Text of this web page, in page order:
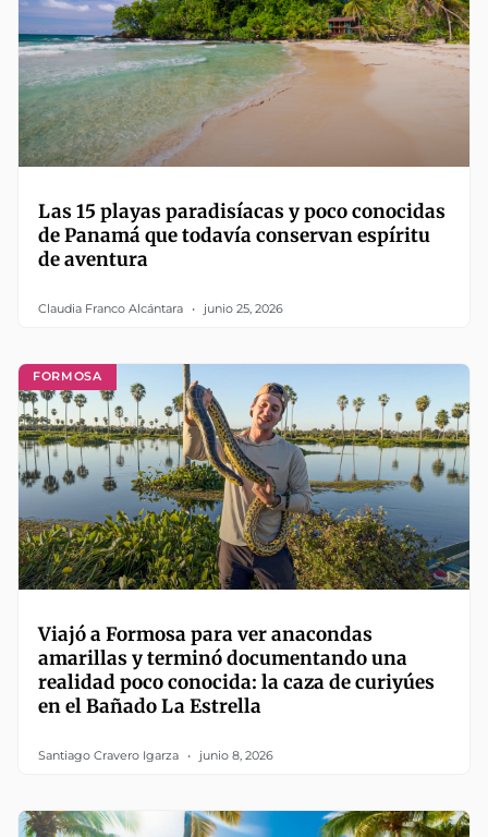
Las 15 playas paradisíacas y poco conocidas
de Panamá que todavía conservan espíritu
de aventura
Claudia Franco Alcántara junio 25, 2026
FORMOSA
Viajó a Formosa para ver anacondas
amarillas y terminó documentando una
realidad poco conocida: la caza de curiyúes
en el Bañado La Estrella
Santiago Cravero Igarza junio 8, 2026